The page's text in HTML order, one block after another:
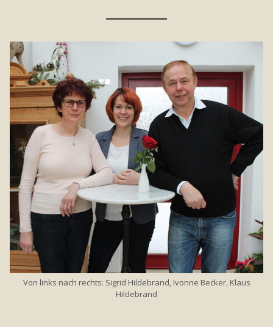
Von links nach rechts: Sigrid Hildebrand, Ivonne Becker, Klaus
Hildebrand